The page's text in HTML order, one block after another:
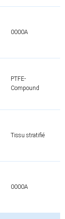
0000A
PTFE-
Compound
Tissu stratifié
0000A